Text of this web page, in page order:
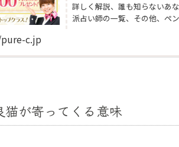
詳しく解説、誰も知らないあ
派占い師の一覧、その他、ペ
c.jp
猫が寄ってくる意味